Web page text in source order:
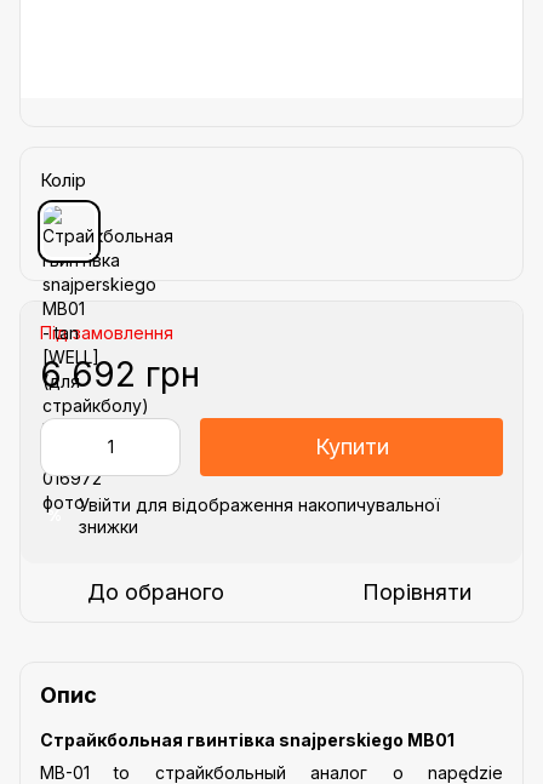
Колір
Під замовлення
6 692 грн
Купити
%
Увійти для відображення накопичувальної
знижки
До обраного Порівняти
Опис
Страйкбольная гвинтівка snajperskiego MB01
MB-01 to cтрайкбольный аналог o napędzie